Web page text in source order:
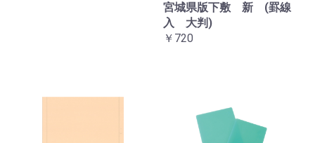
宮城県版下敷 新 (罫線
入 大判)
￥720